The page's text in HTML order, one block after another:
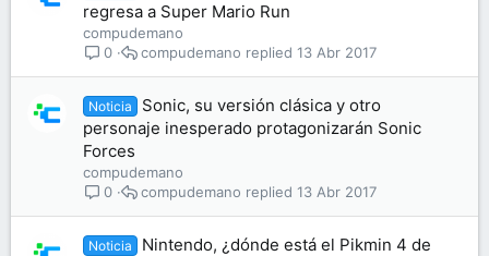
regresa a Super Mario Run
compudemano
0
13 Abr 2017
compudemano
Noticia
Sonic, su versión clásica y otro
personaje inesperado protagonizarán Sonic
Forces
compudemano
0
13 Abr 2017
compudemano
Noticia
Nintendo, ¿dónde está el Pikmin 4 de